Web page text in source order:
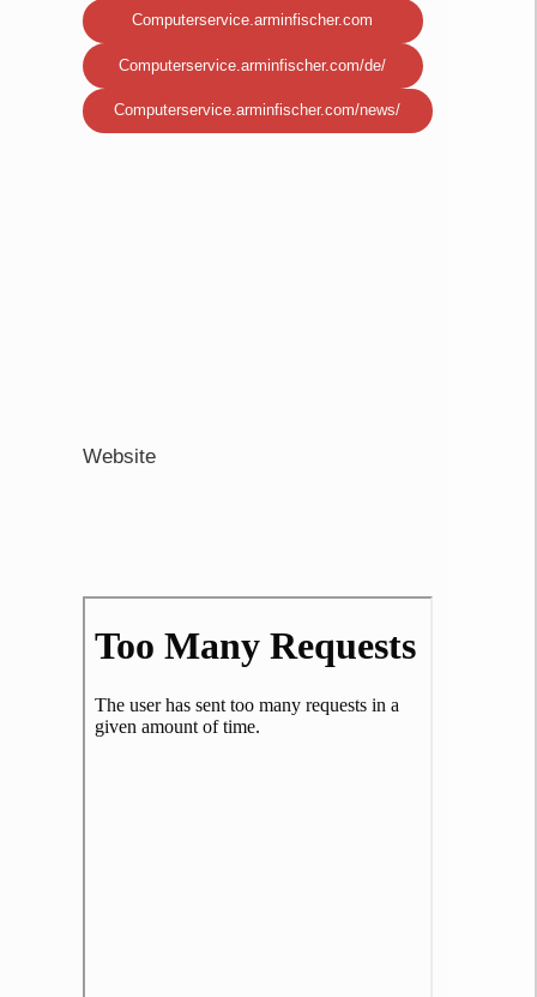
Computerservice.arminfischer.com
Computerservice.arminfischer.com/de/
Computerservice.arminfischer.com/news/
Website